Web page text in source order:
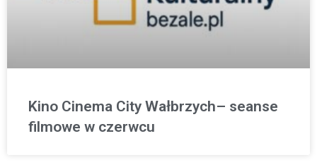
Kino Cinema City Wałbrzych– seanse
filmowe w czerwcu